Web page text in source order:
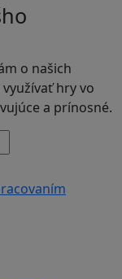
o našich
hry vo
a prínosné.